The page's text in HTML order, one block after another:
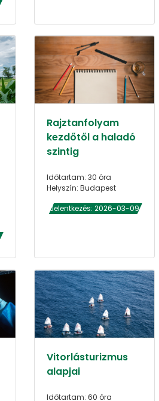
Rajztanfolyam
kezdőtől a haladó
szintig
Időtartam: 30 óra
Helyszín: Budapest
Jelentkezés: 2026-03-09
Vitorlásturizmus
alapjai
Időtartam: 60 óra